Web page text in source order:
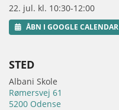
22. jul. kl. 10:30-12:00
ÅBN I GOOGLE CALENDAR
STED
Albani Skole
Rømersvej 61
5200 Odense